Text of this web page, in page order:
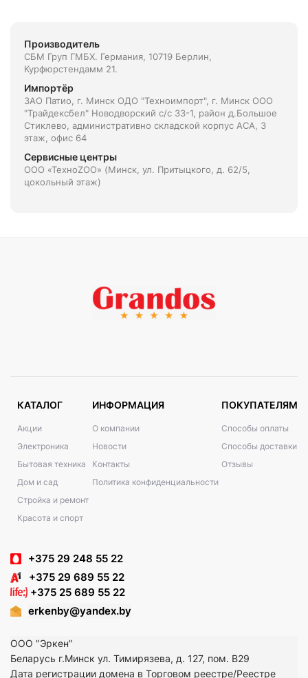
Производитель
СБМ Груп ГМБХ. Германия, 10719 Берлин,
Курфюрстендамм 21.
Импортёр
ЗАО Патио, г. Минск ОДО "Техноимпорт", г. Минск ООО
"Трайдексбел" Новодворский с/с 33-1, район д.Большое
Стиклево, административно складской корпус АСА, 3
этаж, офис 64
Сервисные центры
ООО «ТехноZOO» (Минск, ул. Притыцкого, д. 62/5,
цокольный этаж)
КАТАЛОГ
Акции
Электроника
Бытовая техника
Дом и сад
Стройка и ремонт
Красота и спорт
ИНФОРМАЦИЯ
О компании
Новости
Контакты
Политика конфиденциальности
ПОКУПАТЕЛЯМ
Способы оплаты
Способы доставки
Отзывы
+375 29 248 55 22
+375 29 689 55 22
+375 25 689 55 22
erkenby@yandex.by
ООО "Эркен"
Беларусь г.Минск ул. Тимирязева, д. 127, пом. В29
Дата регистрации домена в Торговом реестре/Реестре